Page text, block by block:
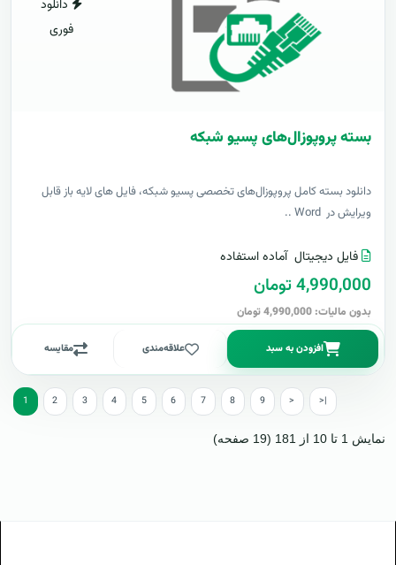
دانلود
فوری
بسته پروپوزال‌های پسیو شبکه
دانلود بسته کامل پروپوزال‌های تخصصی پسیو شبکه، فایل های لایه باز قابل
ویرایش در Word ..
فایل دیجیتال آماده استفاده
4,990,000 تومان
بدون مالیات: 4,990,000 تومان
افزودن به سبد علاقه‌مندی مقایسه
1 2 3 4 5 6 7 8 9 > >|
نمایش 1 تا 10 از 181 (19 صفحه)